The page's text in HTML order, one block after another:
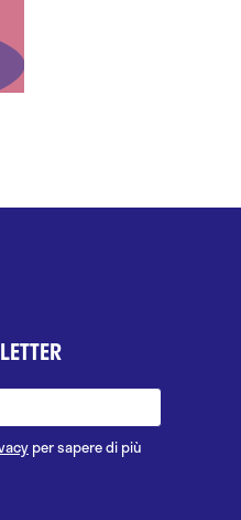
per sapere di più